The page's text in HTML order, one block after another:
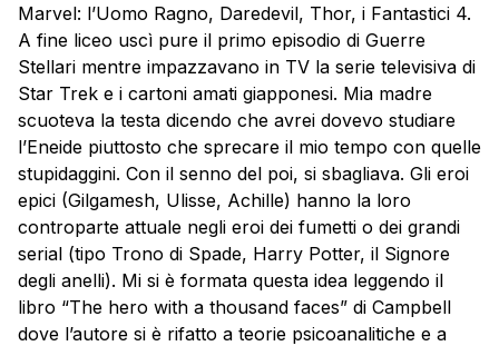
Marvel: l’Uomo Ragno, Daredevil, Thor, i Fantastici 4.
A fine liceo uscì pure il primo episodio di Guerre
Stellari mentre impazzavano in TV la serie televisiva di
Star Trek e i cartoni amati giapponesi. Mia madre
scuoteva la testa dicendo che avrei dovevo studiare
l’Eneide piuttosto che sprecare il mio tempo con quelle
stupidaggini. Con il senno del poi, si sbagliava. Gli eroi
epici (Gilgamesh, Ulisse, Achille) hanno la loro
controparte attuale negli eroi dei fumetti o dei grandi
serial (tipo Trono di Spade, Harry Potter, il Signore
degli anelli). Mi si è formata questa idea leggendo il
libro “The hero with a thousand faces” di Campbell
dove l’autore si è rifatto a teorie psicoanalitiche e a